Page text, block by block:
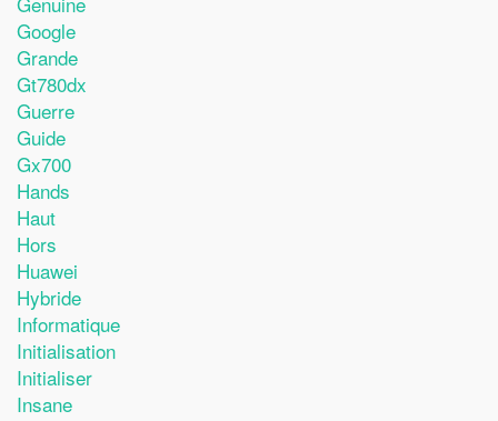
Google
Grande
Gt780dx
Guerre
Guide
Gx700
Hands
Haut
Hors
Huawei
Hybride
Informatique
Initialisation
Initialiser
Insane